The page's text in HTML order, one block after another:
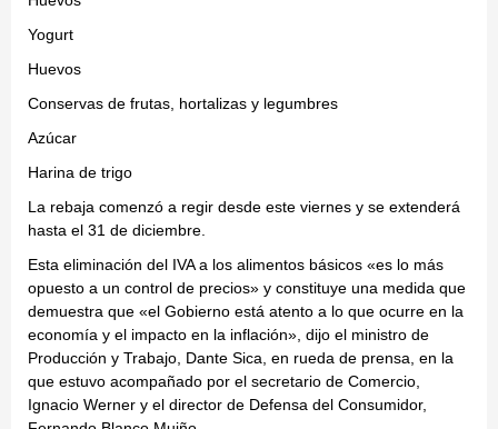
Yogurt
Huevos
Conservas de frutas, hortalizas y legumbres
Azúcar
Harina de trigo
La rebaja comenzó a regir desde este viernes y se extenderá
hasta el 31 de diciembre.
Esta eliminación del IVA a los alimentos básicos «es lo más
opuesto a un control de precios» y constituye una medida que
demuestra que «el Gobierno está atento a lo que ocurre en la
economía y el impacto en la inflación», dijo el ministro de
Producción y Trabajo, Dante Sica, en rueda de prensa, en la
que estuvo acompañado por el secretario de Comercio,
Ignacio Werner y el director de Defensa del Consumidor,